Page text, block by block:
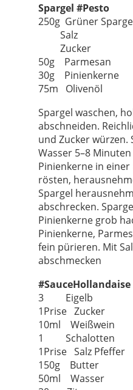
Spargel #Pesto
250g Grüner
Salz
Zucker
50g Parmesan
30g Pinienkerne
75m Olivenöl
Spargel waschen,
abschneiden.
und Zucker würzen.
Wasser 5–8
Pinienkerne in
rösten,
Spargel
abschrecken.
Pinienkerne grob
Pinienkerne,
fein pürieren. Mit
abschmecken
#SauceHollandaise
3 Eigelb
1Prise Zucker
10ml Weißwein
1 Schalotten
1Prise Salz Pfeffer
150g Butter
50ml Wasser